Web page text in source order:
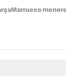
Marrueco